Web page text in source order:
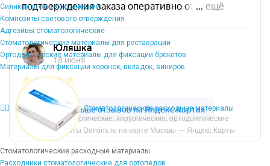
Силикон стоматологический
Композиты светового отверждения
Адгезивы стоматологические
Стоматологические материалы для реставрации
Ортодонтические материалы для фиксации брекетов
Материалы для фиксации коронок, вкладок, виниров
Стоматологические расходные материалы
Стоматологические расходные материалы
Расходники стоматологические для ортопедов
Микрохирургические, хирургические, ортодонтические
инструменты Dentins.ru на карте Москвы — Яндекс.Карты